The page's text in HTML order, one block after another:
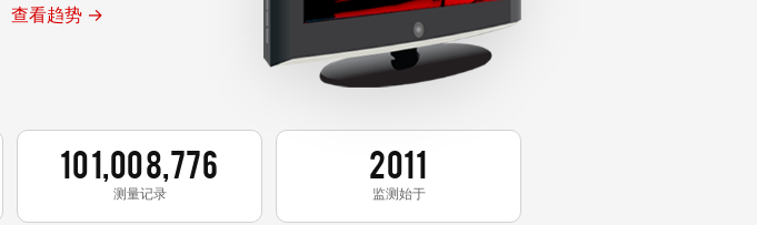
查看趋势 →
101,008,776
测量记录
2011
监测始于